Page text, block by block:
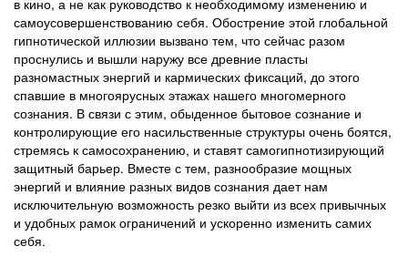
в кино, а не как руководство к необходимому изменению и
самоусовершенствованию себя. Обострение этой глобальной
гипнотической иллюзии вызвано тем, что сейчас разом
проснулись и вышли наружу все древние пласты
разномастных энергий и кармических фиксаций, до этого
спавшие в многоярусных этажах нашего многомерного
сознания. В связи с этим, обыденное бытовое сознание и
контролирующие его насильственные структуры очень боятся,
стремясь к самосохранению, и ставят самогипнотизирующий
защитный барьер. Вместе с тем, разнообразие мощных
энергий и влияние разных видов сознания дает нам
исключительную возможность резко выйти из всех привычных
и удобных рамок ограничений и ускоренно изменить самих
себя.